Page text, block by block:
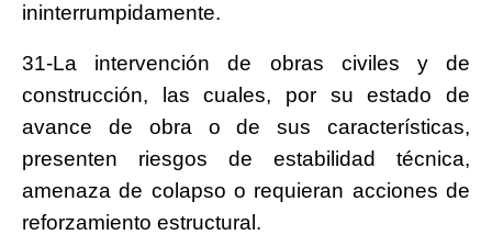
ininterrumpidamente.
31-La intervención de obras civiles y de
construcción, las cuales, por su estado de
avance de obra o de sus características,
presenten riesgos de estabilidad técnica,
amenaza de colapso o requieran acciones de
reforzamiento estructural.